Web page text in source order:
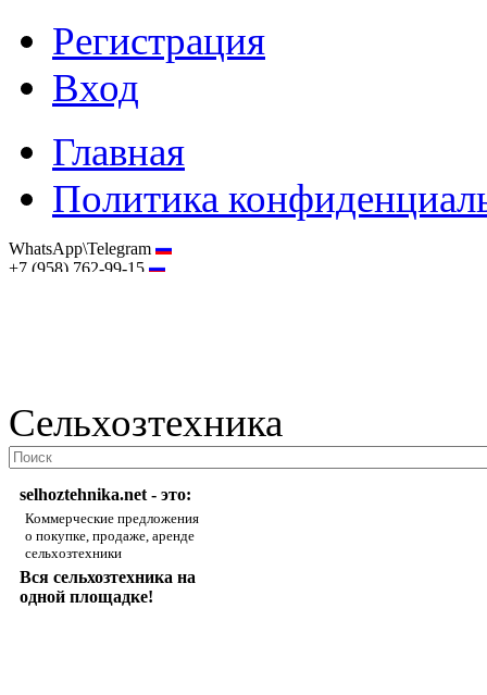
Регистрация
Вход
Главная
Политика
WhatsApp\Telegram
+7 (958) 762-99-15
Сельхозтехника
selhoztehnika.net - это:
Коммерческие предложения
о покупке, продаже, аренде
сельхозтехники
Вся сельхозтехника на
одной площадке!